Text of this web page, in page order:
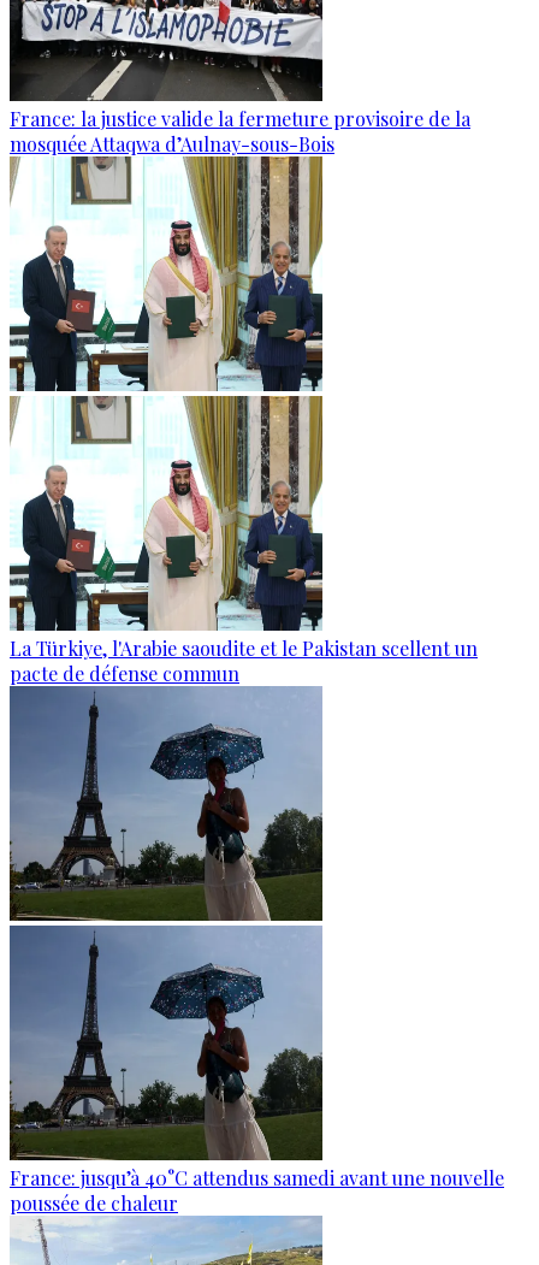
France: la justice valide la fermeture provisoire de la
mosquée Attaqwa d’Aulnay-sous-Bois
La Türkiye, l'Arabie saoudite et le Pakistan scellent un
pacte de défense commun
France: jusqu’à 40°C attendus samedi avant une nouvelle
poussée de chaleur